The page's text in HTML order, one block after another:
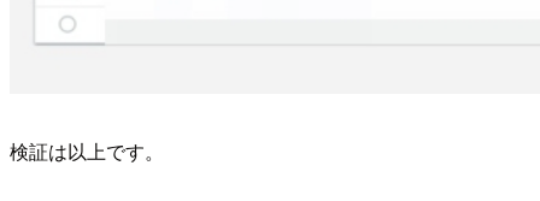
検証は以上です。